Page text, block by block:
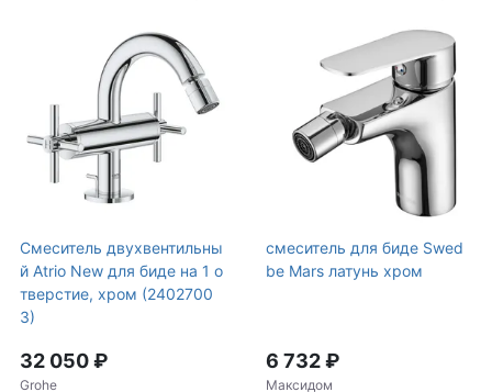
Смеситель двухвентильны
й Atrio New для биде на 1 о
тверстие, хром (2402700
3)
32 050 ₽
Grohe
смеситель для биде Swed
be Mars латунь хром
6 732 ₽
Максидом